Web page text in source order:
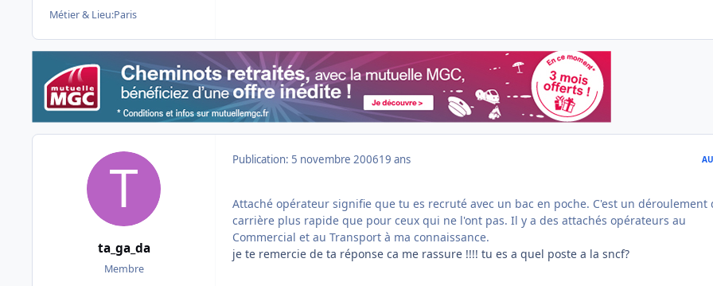
Métier & Lieu:Paris
ta_ga_da
Membre
Publication: 5 novembre 200619 ans
Attaché opérateur signifie que tu es recruté avec un bac en poche. C'est un déroulement
carrière plus rapide que pour ceux qui ne l'ont pas. Il y a des attachés opérateurs au
Commercial et au Transport à ma connaissance.
je te remercie de ta réponse ca me rassure !!!! tu es a quel poste a la sncf?